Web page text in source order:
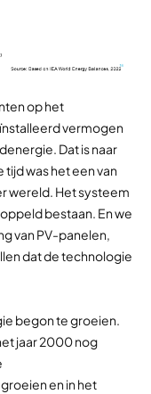
op het
vermogen
Dat is naar
was het een van
wereld. Het systeem
bestaan. En we
van PV-panelen,
dat de technologie
begon te groeien.
jaar 2000 nog
en in het